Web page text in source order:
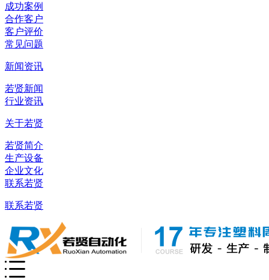
成功案例
合作客户
客户评价
常见问题
新闻资讯
若贤新闻
行业资讯
关于若贤
若贤简介
生产设备
企业文化
联系若贤
联系若贤